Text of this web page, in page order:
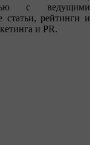
с ведущими
статьи, рейтинги и
и PR.